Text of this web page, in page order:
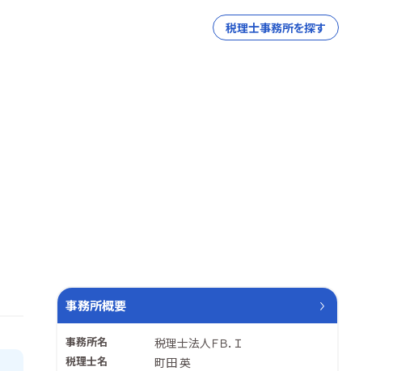
税理士事務所を探す
事務所概要
事務所名 税理士法人ＦＢ．Ｉ
税理士名 町田 英